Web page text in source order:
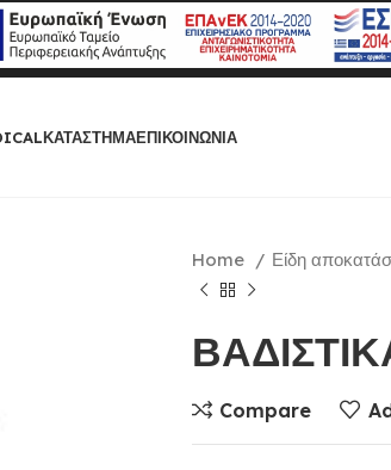
ΚΑΤΆΣΤΗΜΑΕΠΙΚΟΙΝΩΝΊΑ
Home Είδη
Compare